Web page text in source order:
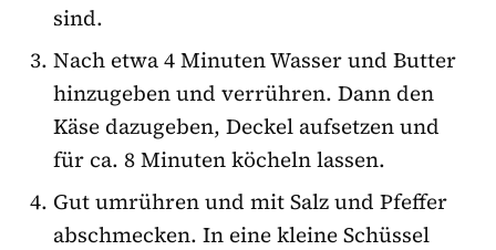
sind.
Nach etwa 4 Minuten Wasser und Butter
hinzugeben und verrühren. Dann den
Käse dazugeben, Deckel aufsetzen und
für ca. 8 Minuten köcheln lassen.
Gut umrühren und mit Salz und Pfeffer
abschmecken. In eine kleine Schüssel